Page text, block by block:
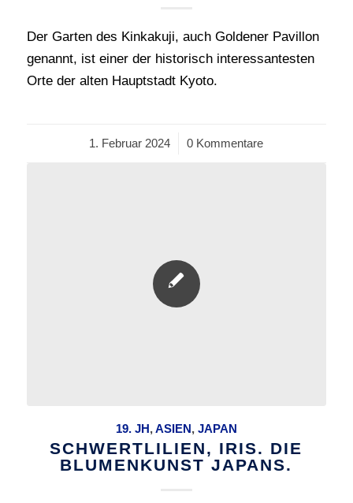
Der Garten des Kinkakuji, auch Goldener Pavillon
genannt, ist einer der historisch interessantesten
Orte der alten Hauptstadt Kyoto.
1. Februar 2024
/ 0 Kommentare
19. JH,ASIEN, JAPAN
SCHWERTLILIEN, IRIS. DIE
BLUMENKUNST JAPANS.